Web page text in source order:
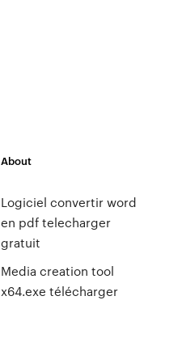
About
Logiciel convertir word
en pdf telecharger
gratuit
Media creation tool
x64.exe télécharger